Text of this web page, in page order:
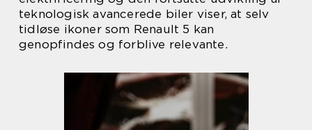
teknologisk avancerede biler viser, at selv
tidløse ikoner som Renault 5 kan
genopfindes og forblive relevante.